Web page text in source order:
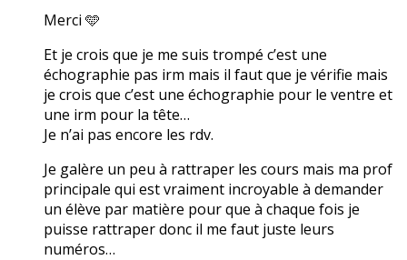
Merci 🩵
Et je crois que je me suis trompé c’est une
échographie pas irm mais il faut que je vérifie mais
je crois que c’est une échographie pour le ventre et
une irm pour la tête…
Je n’ai pas encore les rdv.
Je galère un peu à rattraper les cours mais ma prof
principale qui est vraiment incroyable à demander
un élève par matière pour que à chaque fois je
puisse rattraper donc il me faut juste leurs
numéros…